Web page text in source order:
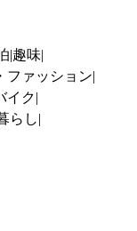
趣味
ファッション
イク
らし